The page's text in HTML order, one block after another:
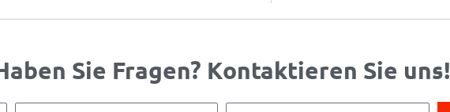
Sie Fragen? Kontaktieren Sie uns!